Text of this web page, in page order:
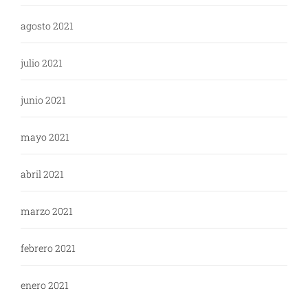
agosto 2021
julio 2021
junio 2021
mayo 2021
abril 2021
marzo 2021
febrero 2021
enero 2021